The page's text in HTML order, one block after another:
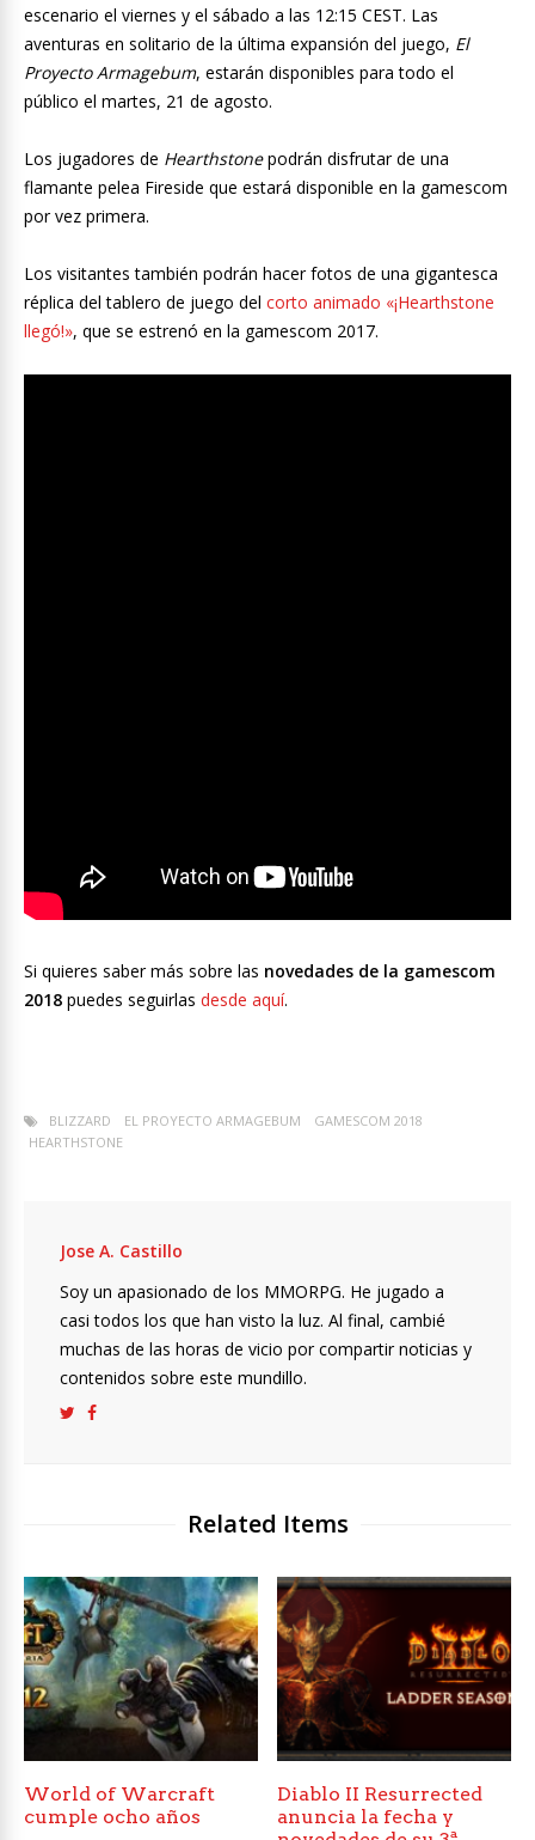
escenario el viernes y el sábado a las 12:15 CEST. Las
aventuras en solitario de la última expansión del juego, El
Proyecto Armagebum, estarán disponibles para todo el
público el martes, 21 de agosto.
Los jugadores de Hearthstonepodrán disfrutar de una
flamante pelea Fireside que estará disponible en la gamescom
por vez primera.
Los visitantes también podrán hacer fotos de una gigantesca
réplica del tablero de juego del corto animado «¡Hearthstone
llegó!», que se estrenó en la gamescom 2017.
Si quieres saber más sobre las novedades de la gamescom
2018 puedes seguirlas desde aquí.
BLIZZARD EL PROYECTO ARMAGEBUM
GAMESCOM 2018
HEARTHSTONE
Jose A. Castillo
Soy un apasionado de los MMORPG. He jugado a
casi todos los que han visto la luz. Al final, cambié
muchas de las horas de vicio por compartir noticias y
contenidos sobre este mundillo.
Related Items
World of Warcraft
cumple ocho años
Diablo II Resurrected
anuncia la fecha y